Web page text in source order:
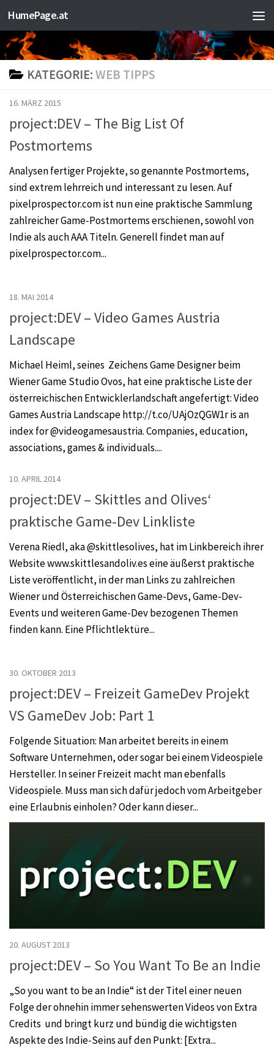
Zum Inhalt springen
HumePage.at
KATEGORIE:WEB TIPPS
16. MÄRZ 2015
project:DEV – The Big List Of
Postmortems
Analysen fertiger Projekte, so genannte Postmortems,
sind extrem lehrreich und interessant zu lesen. Auf
pixelprospector.com ist nun eine praktische Sammlung
zahlreicher Game-Postmortems erschienen, sowohl von
Indie als auch AAA Titeln. Generell findet man auf
pixelprospector.com...
18. MAI 2014
project:DEV – Video Games Austria
Landscape
Michael Heiml, seines Zeichens Game Designer beim
Wiener Game Studio Ovos, hat eine praktische Liste der
österreichischen Entwicklerlandschaft angefertigt: Video
Games Austria Landscape http://t.co/UAjOzQGW1r is an
index for @videogamesaustria. Companies, education,
associations, games & individuals....
10. APRIL 2014
project:DEV – Skittles and Olives‘
praktische Game-Dev Linkliste
Verena Riedl, aka @skittlesolives, hat im Linkbereich ihrer
Website www.skittlesandoliv.es eine äußerst praktische
Liste veröffentlicht, in der man Links zu zahlreichen
Wiener und Österreichischen Game-Devs, Game-Dev-
Events und weiteren Game-Dev bezogenen Themen
finden kann. Eine Pflichtlektüre...
30. OKTOBER 2013
project:DEV – Freizeit GameDev Projekt
VS GameDev Job: Part 1
Folgende Situation: Man arbeitet bereits in einem
Software Unternehmen, oder sogar bei einem Videospiele
Hersteller. In seiner Freizeit macht man ebenfalls
Videospiele. Muss man sich dafür jedoch vom Arbeitgeber
eine Erlaubnis einholen? Oder kann dieser...
20. AUGUST 2013
project:DEV – So You Want To Be an Indie
„So you want to be an Indie“ ist der Titel einer neuen
Folge der ohnehin immer sehenswerten Videos von Extra
Credits und bringt kurz und bündig die wichtigsten
Aspekte des Indie-Seins auf den Punkt: [Extra...